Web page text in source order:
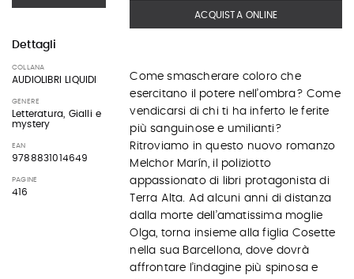
Dettagli
COLLANA
AUDIOLIBRI LIQUIDI
GENERE
Letteratura, Gialli e
mystery
EAN
9788831014649
PAGINE
416
ACQUISTA ONLINE
Come smascherare coloro che
esercitano il potere nell’ombra? Come
vendicarsi di chi ti ha inferto le ferite
più sanguinose e umilianti?
Ritroviamo in questo nuovo romanzo
Melchor Marín, il poliziotto
appassionato di libri protagonista di
Terra Alta. Ad alcuni anni di distanza
dalla morte dell’amatissima moglie
Olga, torna insieme alla figlia Cosette
nella sua Barcellona, dove dovrà
affrontare l’indagine più spinosa e